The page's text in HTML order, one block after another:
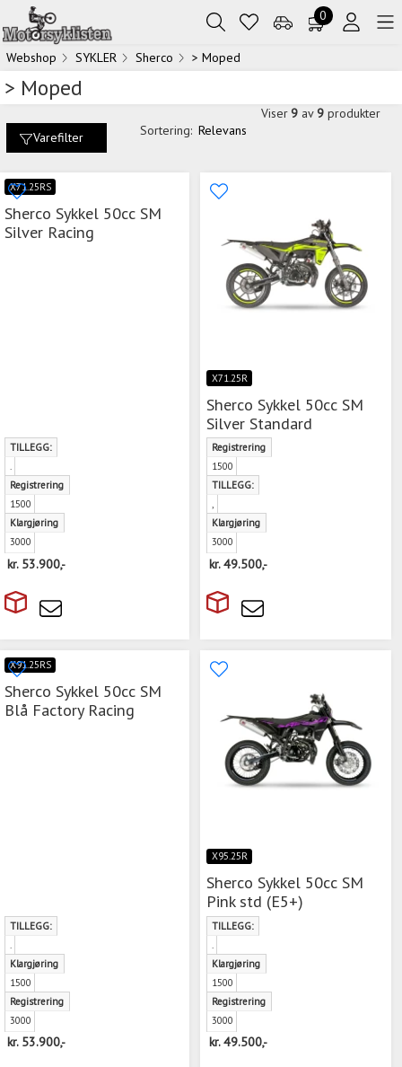
0
Webshop SYKLER Sherco > Moped
> Moped
Varefilter Sortering: Relevans
Viser 9 av 9 produkter
X71.25RS
Sherco Sykkel 50cc SM
Silver Racing
TILLEGG:
.
Registrering
1500
Klargjøring
3000
kr. 53.900,-
X71.25R
Sherco Sykkel 50cc SM
Silver Standard
Registrering
1500
TILLEGG:
,
Klargjøring
3000
kr.49.500,-
X91.25RS
Sherco Sykkel 50cc SM
Blå Factory Racing
TILLEGG:
Klargjøring
1500
Registrering
3000
kr. 53.900,-
X95.25R
Sherco Sykkel 50cc SM
Pink std (E5+)
TILLEGG:
Klargjøring
1500
Registrering
3000
kr.49.500,-